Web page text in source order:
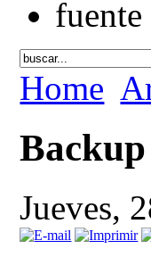
Home
Jueves,